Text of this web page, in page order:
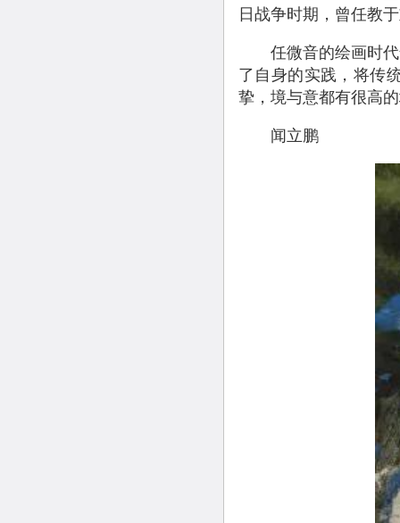
日战争时期，曾任教
任微音的绘画时代
了自身的实践，将传
挚，境与意都有很高
闻立鹏